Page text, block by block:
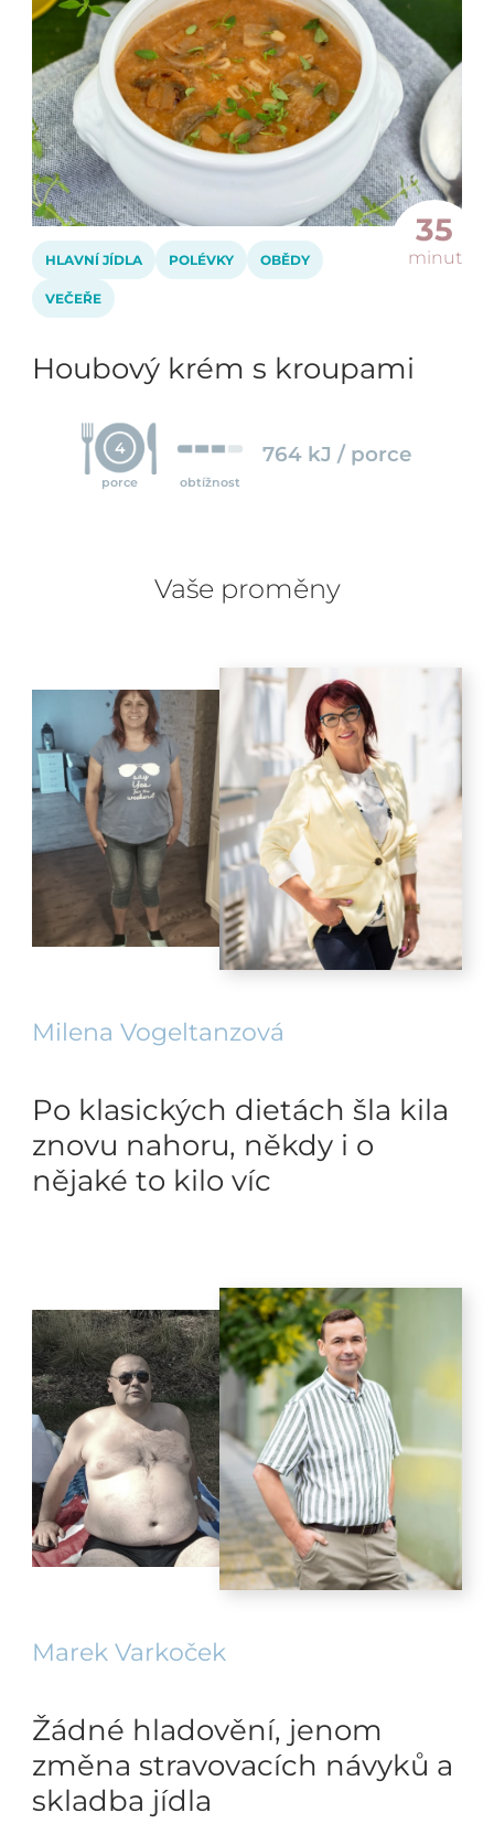
35
minut
HLAVNÍ JÍDLA POLÉVKY OBĚDY
VEČEŘE
Houbový krém s kroupami
4
porce obtížnost
764 kJ / porce
Vaše proměny
Milena Vogeltanzová
Po klasických dietách šla kila
znovu nahoru, někdy i o
nějaké to kilo víc
Marek Varkoček
Žádné hladovění, jenom
změna stravovacích návyků a
skladba jídla